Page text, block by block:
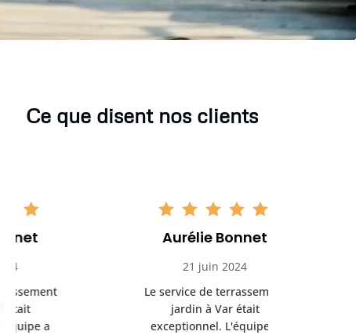
Ce que disent nos clients
Aurélie Bonnet
Le service de terrassement
jardin à Var était
exceptionnel. L'équipe a